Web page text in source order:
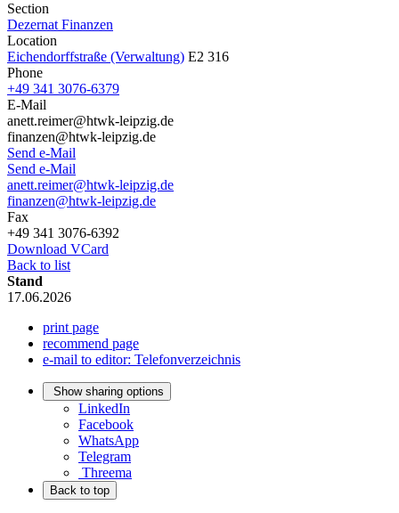
Section
Dezernat Finanzen
Location
Eichendorffstraße (Verwaltung) E2 316
Phone
+49 341 3076-6379
E-Mail
anett.reimer@htwk-leipzig.de
finanzen@htwk-leipzig.de
Send e-Mail
Send e-Mail
anett.reimer@htwk-leipzig.de
finanzen@htwk-leipzig.de
Fax
+49 341 3076-6392
Download VCard
Back to list
Stand
17.06.2026
print page
recommend page
e-mail to editor: Telefonverzeichnis
Show sharing options
LinkedIn
Facebook
WhatsApp
Telegram
Threema
Back to top